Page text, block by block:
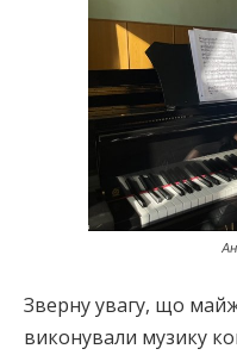
Зверну увагу, що
виконували музику